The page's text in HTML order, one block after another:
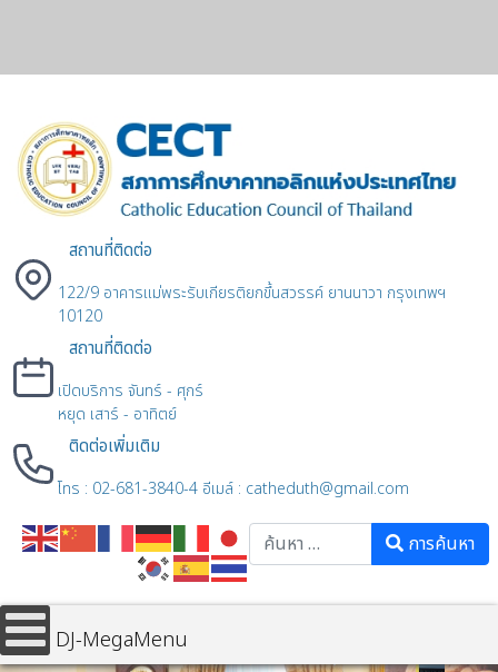
สถานที่ติดต่อ
122/9 อาคารแม่พระรับเกียรติยกขึ้นสวรรค์ ยานนาวา กรุงเทพฯ
10120
สถานที่ติดต่อ
เปิดบริการ จันทร์ - ศุกร์
หยุด เสาร์ - อาทิตย์
ติดต่อเพิ่มเติม
โทร : 02-681-3840-4 อีเมล์ : catheduth@gmail.com
Searchการค้นหา
DJ-MegaMenu